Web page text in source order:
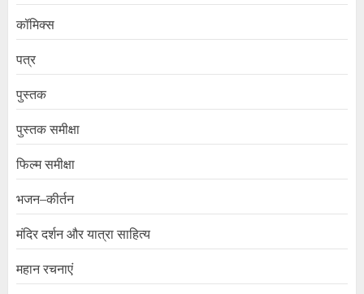
कॉमिक्स
पत्र
पुस्तक
पुस्तक समीक्षा
फिल्म समीक्षा
भजन–कीर्तन
मंदिर दर्शन और यात्रा साहित्य
महान रचनाएं